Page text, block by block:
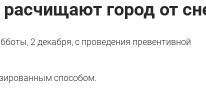
город от
2 декабря, с проведения превентивной
способом.